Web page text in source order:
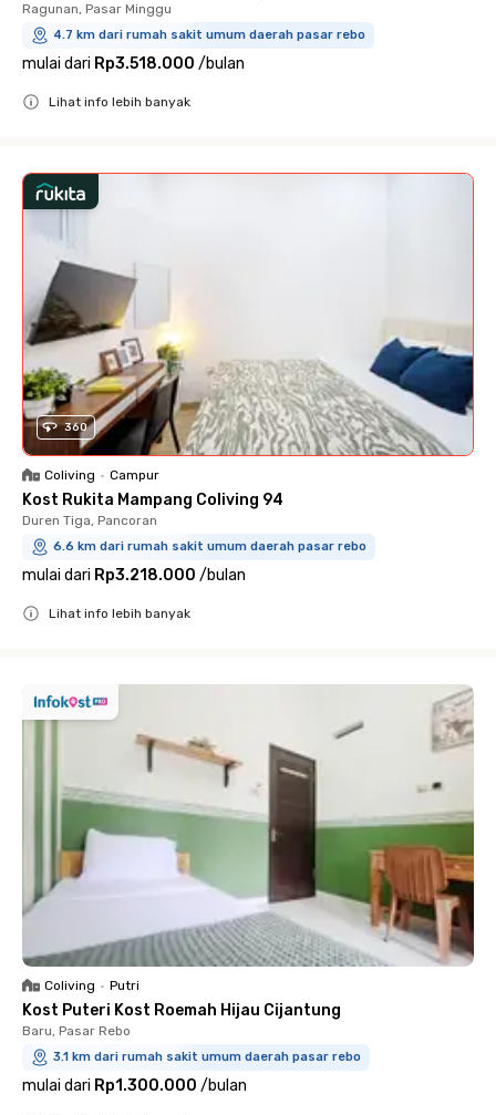
Ragunan, Pasar Minggu
4.7 km dari rumah sakit umum daerah pasar rebo
mulai dari Rp3.518.000 /bulan
Lihat info lebih banyak
360
Coliving • Campur
Kost Rukita Mampang Coliving 94
Duren Tiga, Pancoran
6.6 km dari rumah sakit umum daerah pasar rebo
mulai dari Rp3.218.000 /bulan
Lihat info lebih banyak
Coliving • Putri
Kost Puteri Kost Roemah Hijau Cijantung
Baru, Pasar Rebo
3.1 km dari rumah sakit umum daerah pasar rebo
mulai dari Rp1.300.000 /bulan